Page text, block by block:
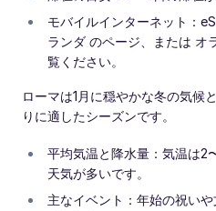
モバイルインターネット：
ランダ のページ、または オ
覧ください。
ローマは1月に穏やかな冬の気候
りに適したシーズンです。
平均気温と降水量：気温は2
天気が多いです。
主なイベント：年始の祝い